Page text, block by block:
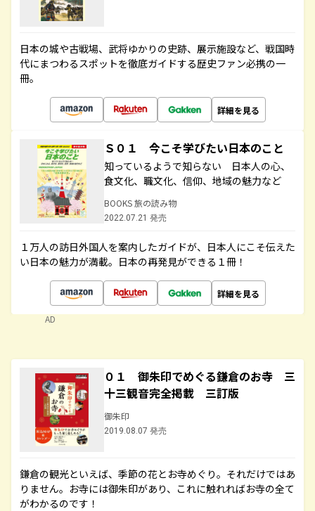
日本の城や古戦場、武将ゆかりの史跡、展示施設など、戦国時
代にまつわるスポットを徹底ガイドする歴史ファン必携の一
冊。
詳細を見る
Ｓ０１ 今こそ学びたい日本のこと
知っているようで知らない 日本人の心、
食文化、職文化、信仰、地域の魅力など
BOOKS 旅の読み物
2022.07.21 発売
１万人の訪日外国人を案内したガイドが、日本人にこそ伝えた
い日本の魅力が満載。日本の再発見ができる１冊！
詳細を見る
AD
０１ 御朱印でめぐる鎌倉のお寺 三
十三観音完全掲載 三訂版
御朱印
2019.08.07 発売
鎌倉の観光といえば、季節の花とお寺めぐり。それだけではあ
りません。お寺には御朱印があり、これに触れればお寺の全て
がわかるのです！